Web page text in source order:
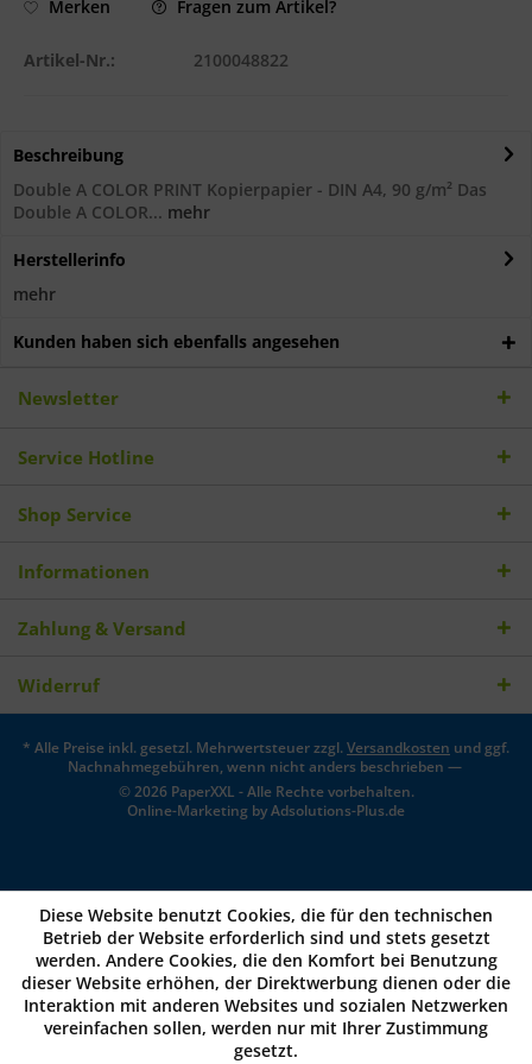
Merken Fragen zum Artikel?
Artikel-Nr.: 2100048822
Beschreibung
Double A COLOR PRINT Kopierpapier - DIN A4, 90 g/m² Das
Double A COLOR... mehr
Herstellerinfo
mehr
Kunden haben sich ebenfalls angesehen
Newsletter
Service Hotline
Shop Service
Informationen
Zahlung & Versand
Widerruf
* Alle Preise inkl. gesetzl. Mehrwertsteuer zzgl.Versandkosten und ggf.
Nachnahmegebühren, wenn nicht anders beschrieben —
© 2026 PaperXXL - Alle Rechte vorbehalten.
Online-Marketing byAdsolutions-Plus.de
Diese Website benutzt Cookies, die für den technischen
Betrieb der Website erforderlich sind und stets gesetzt
werden. Andere Cookies, die den Komfort bei Benutzung
dieser Website erhöhen, der Direktwerbung dienen oder die
Interaktion mit anderen Websites und sozialen Netzwerken
vereinfachen sollen, werden nur mit Ihrer Zustimmung
gesetzt.